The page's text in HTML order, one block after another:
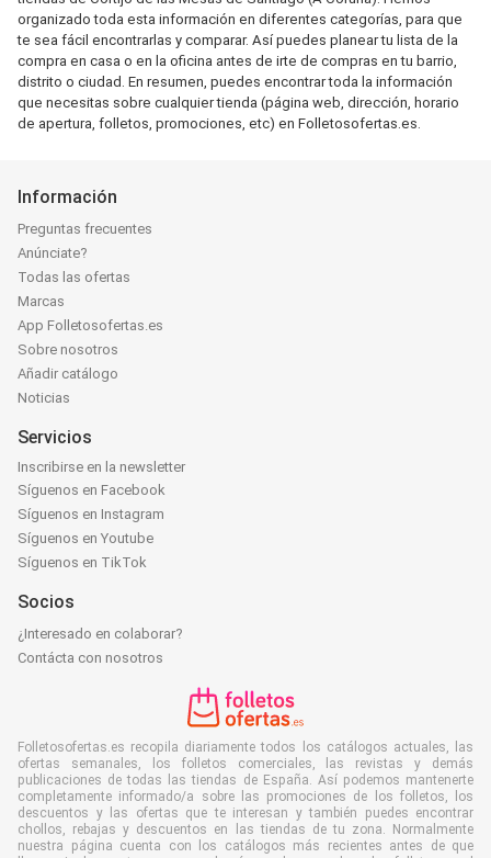
organizado toda esta información en diferentes categorías, para que
te sea fácil encontrarlas y comparar. Así puedes planear tu lista de la
compra en casa o en la oficina antes de irte de compras en tu barrio,
distrito o ciudad. En resumen, puedes encontrar toda la información
que necesitas sobre cualquier tienda (página web, dirección, horario
de apertura, folletos, promociones, etc) en Folletosofertas.es.
Información
Preguntas frecuentes
Anúnciate?
Todas las ofertas
Marcas
App Folletosofertas.es
Sobre nosotros
Añadir catálogo
Noticias
Servicios
Inscribirse en la newsletter
Síguenos en Facebook
Síguenos en Instagram
Síguenos en Youtube
Síguenos en TikTok
Socios
¿Interesado en colaborar?
Contácta con nosotros
Folletosofertas.es recopila diariamente todos los catálogos actuales, las
ofertas semanales, los folletos comerciales, las revistas y demás
publicaciones de todas las tiendas de España. Así podemos mantenerte
completamente informado/a sobre las promociones de los folletos, los
descuentos y las ofertas que te interesan y también puedes encontrar
chollos, rebajas y descuentos en las tiendas de tu zona. Normalmente
nuestra página cuenta con los catálogos más recientes antes de que